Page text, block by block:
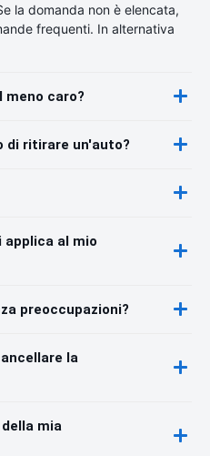
la domanda non è elencata,
frequenti. In alternativa
meno caro?
di ritirare un'auto?
applica al mio
preoccupazioni?
la
mia